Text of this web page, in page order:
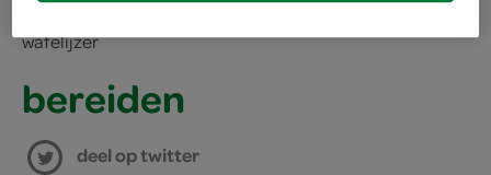
wafelijzer
bereiden
deel op twitter